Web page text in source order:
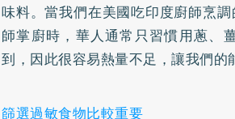
味料。當我們在美國吃印度廚師烹
師掌廚時，華人通常只習慣用蔥、
到，因此很容易熱量不足，讓我們的
篩選過敏食物比較重要